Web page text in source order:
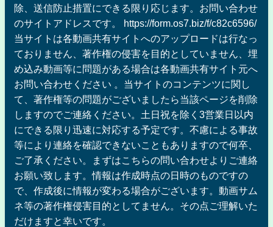
除、送信防止措置にできる限り応じます。お問い合わせ
のサイトアドレスです。 https://form.os7.biz/f/c82c6596/
当サイトは各動画共有サイトへのアップロードは行なっ
ておりません、著作権の侵害を目的としていません、埋
め込み動画等に問題がある場合は各動画共有サイト元へ
お問い合わせください 。当サイトのコンテンツに関し
て、著作権等の問題がございましたら当該ページを削除
しますのでご連絡ください。土日祝を除く3営業日以内
にできる限り迅速に対応する予定です。不慮による事故
等により連絡を確認できないこともありますので何卒、
ご了承ください。まずはこちらの問い合わせよりご連絡
お願い致します。情報は作成時点の日時のものですの
で、作成後に情報が変わる場合がございます。動画サム
ネ等の著作権侵害目的としてません。その点ご理解いた
だけますと幸いです。